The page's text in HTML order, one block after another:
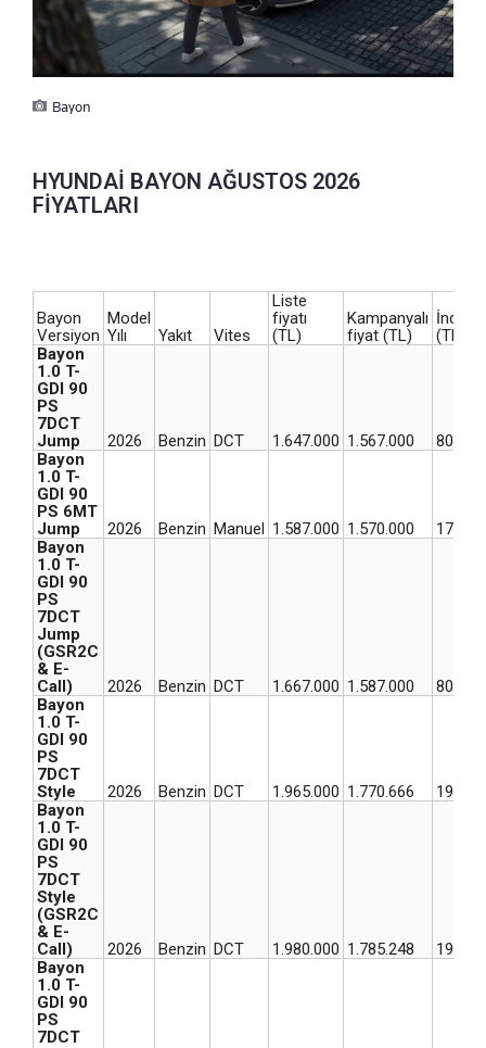
Bayon
HYUNDAİ BAYON AĞUSTOS 2026
FİYATLARI
Bayon
Versiyon
Model
Yılı
Yakıt Vites
Liste
fiyatı
(TL)
Kampanyalı
fiyat (TL)
İndirim
(TL)
Bayon
1.0 T-
GDI 90
PS
7DCT
Jump
2026 Benzin DCT 1.647.000 1.567.000
80.000
Bayon
1.0 T-
GDI 90
PS 6MT
Jump
2026 Benzin Manuel 1.587.000 1.570.000
17.000
Bayon
1.0 T-
GDI 90
PS
7DCT
Jump
(GSR2C
& E-
Call)
2026 Benzin DCT 1.667.000 1.587.000
80.000
Bayon
1.0 T-
GDI 90
PS
7DCT
Style
2026 Benzin DCT 1.965.000 1.770.666
Bayon
1.0 T-
GDI 90
PS
7DCT
Style
(GSR2C
& E-
Call)
2026 Benzin DCT 1.980.000 1.785.248
Bayon
1.0 T-
GDI 90
PS
7DCT